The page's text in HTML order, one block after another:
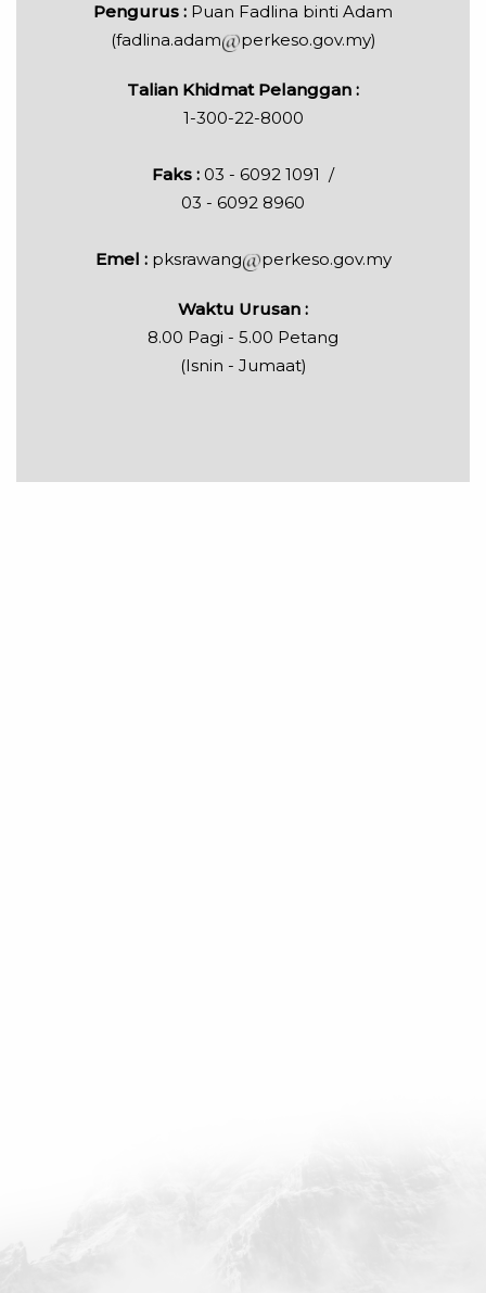
Pengurus : Puan Fadlina binti Adam
(fadlina.adam
perkeso.gov.my)
Talian Khidmat Pelanggan :
1-300-22-8000
Faks : 03 - 6092 1091 /
03 - 6092 8960
Emel :pksrawang perkeso.gov.my
Waktu Urusan :
8.00 Pagi - 5.00 Petang
(Isnin - Jumaat)